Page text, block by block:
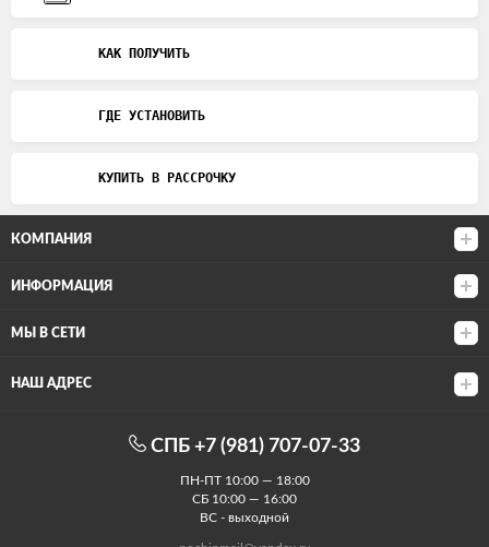
КАК ПОЛУЧИТЬ
ГДЕ УСТАНОВИТЬ
КУПИТЬ В РАССРОЧКУ
КОМПАНИЯ
ИНФОРМАЦИЯ
МЫ В СЕТИ
НАШ АДРЕС
СПБ +7 (981) 707-07-33
ПН-ПТ 10:00 — 18:00
СБ 10:00 — 16:00
ВС - выходной